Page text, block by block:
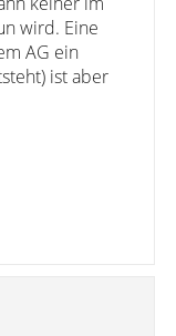
wird. Eine
AG ein
ist aber